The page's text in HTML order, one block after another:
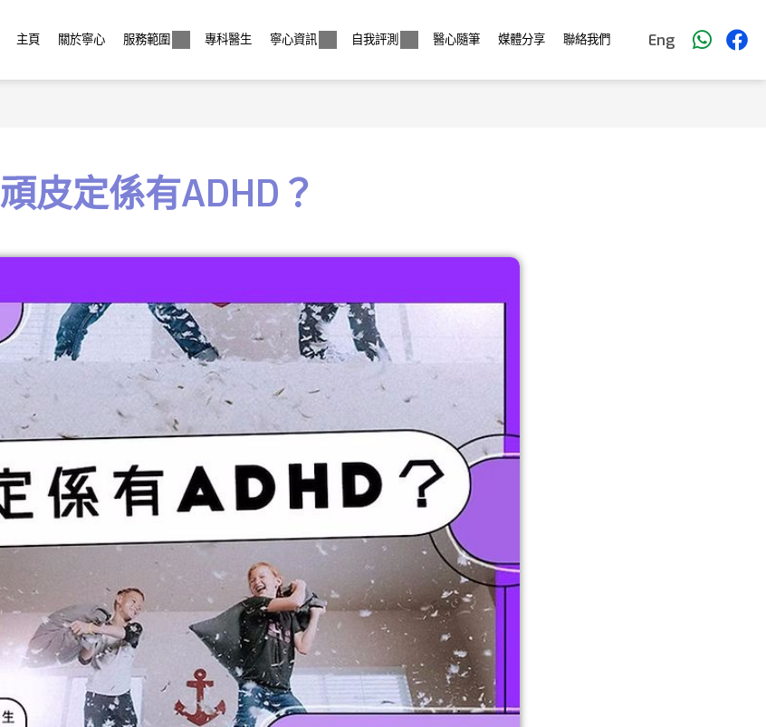
主頁 關於寧心 服務範圍 專科醫生 寧心資訊 自我評測 醫心隨筆 媒體分享 聯絡我們 Eng
頑皮定係有ADHD？